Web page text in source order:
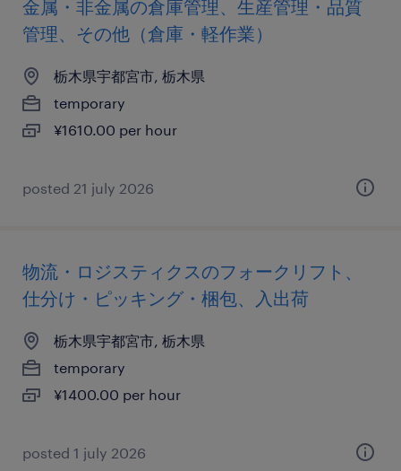
金属・非金属の倉庫管理、生産管理・品質
管理、その他（倉庫・軽作業）
栃木県宇都宮市, 栃木県
temporary
¥1610.00 per hour
posted 21 july 2026
物流・ロジスティクスのフォークリフト、
仕分け・ピッキング・梱包、入出荷
栃木県宇都宮市, 栃木県
temporary
¥1400.00 per hour
posted 1 july 2026